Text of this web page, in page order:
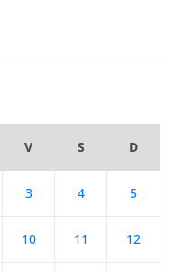
V S D
3 4 5
10 11 12